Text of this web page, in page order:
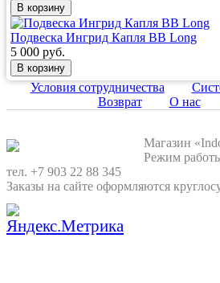
Подвеска Ингрид Капля BB Long
5 000 руб.
Условия сотрудничества
Возврат
О нас
Магазин
Режим
тел. +7 903 22 88 345
Заказы на сайте оформляются